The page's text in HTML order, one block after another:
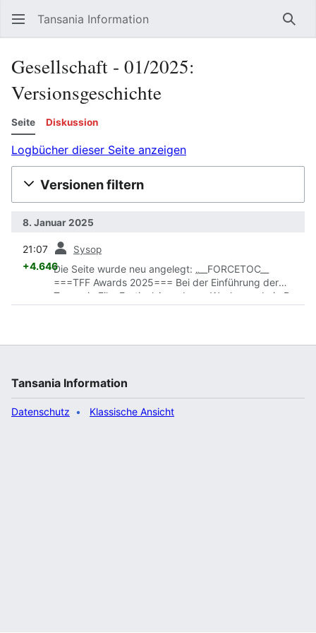
Tansania Information
Gesellschaft ‐ 01/2025:
Versionsgeschichte
Seite Diskussion
Logbücher dieser Seite anzeigen
Versionen filtern
8. Januar 2025
21:07 Sysop
+4.646Die Seite wurde neu angelegt: „__FORCETOC__
===TFF Awards 2025=== Bei der Einführung der
Tanzania Film Festival Awards am Wochenende in Dar
es Salaam ermunterte Semu Mwakyanjala
(TCRA), Regisseure und Schauspieler Inhalte zu
und die Bedürfnisse der Gesellschaft erfüllen. Er hob
den Einfluss der Filmindustrie auf die Gesellschaft h…“
Tansania Information
Datenschutz Klassische Ansicht